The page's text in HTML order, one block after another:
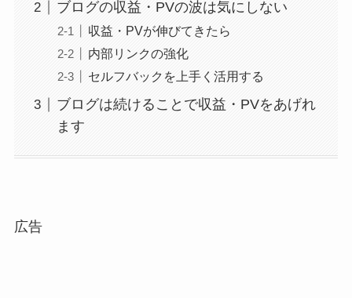
ブログの収益・PVの波は気にしない
収益・PVが伸びてきたら
内部リンクの強化
セルフバックを上手く活用する
ブログは続けることで収益・PVをあげれ
ます
広告